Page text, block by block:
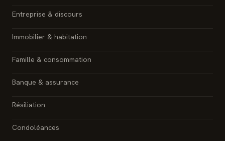
Entreprise & discours
Immobilier & habitation
Famille & consommation
Banque & assurance
Résiliation
Condoléances